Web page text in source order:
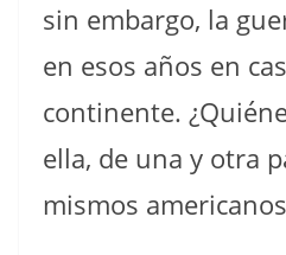
sin embargo, la
en esos años en
continente.
ella, de una y otra
mismos